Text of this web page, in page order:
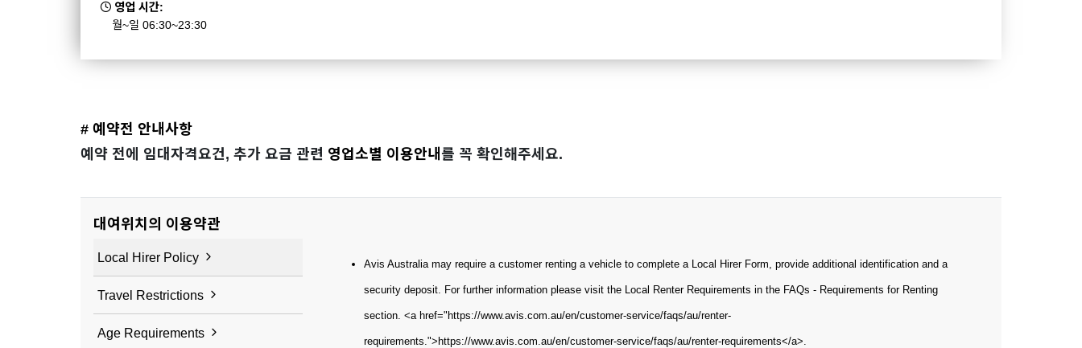
영업 시간:
월~일 06:30~23:30
# 예약전 안내사항
예약 전에 임대자격요건, 추가 요금 관련 영업소별 이용안내 를 꼭 확인해주세요.
대여위치의 이용약관
Local Hirer Policy
Travel Restrictions
Age Requirements
Avis Australia may require a customer renting a vehicle to complete a Local Hirer Form, provide additional identification and a
security deposit. For further information please visit the Local Renter Requirements in the FAQs - Requirements for Renting
section. <a href="https://www.avis.com.au/en/customer-service/faqs/au/renter-
requirements.">https://www.avis.com.au/en/customer-service/faqs/au/renter-requirements</a>.